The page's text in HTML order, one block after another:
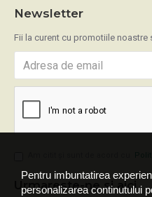
Pentru imbuntatirea
personalizarea continutului
Newsletter
Fii la curent cu promotiile
Urmareste-ne si aici